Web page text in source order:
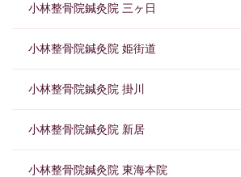
小林整骨院鍼灸院 三ヶ日
小林整骨院鍼灸院 姫街道
小林整骨院鍼灸院 掛川
小林整骨院鍼灸院 新居
小林整骨院鍼灸院 東海本院